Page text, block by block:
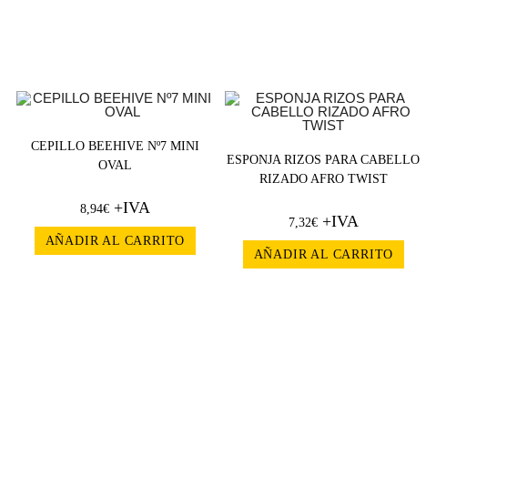
CEPILLO BEEHIVE Nº7 MINI
OVAL
8,94€+IVA
AÑADIR AL CARRITO
ESPONJA RIZOS PARA CABELLO
RIZADO AFRO TWIST
7,32€+IVA
AÑADIR AL CARRITO